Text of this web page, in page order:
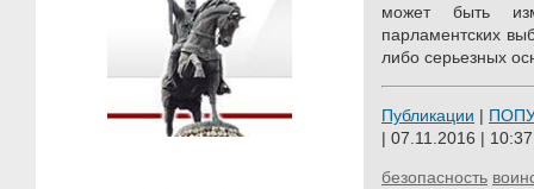
может быть
парламентских
либо серьезных
Публикации |
| 07.11.2016 | 10:37
безопасность